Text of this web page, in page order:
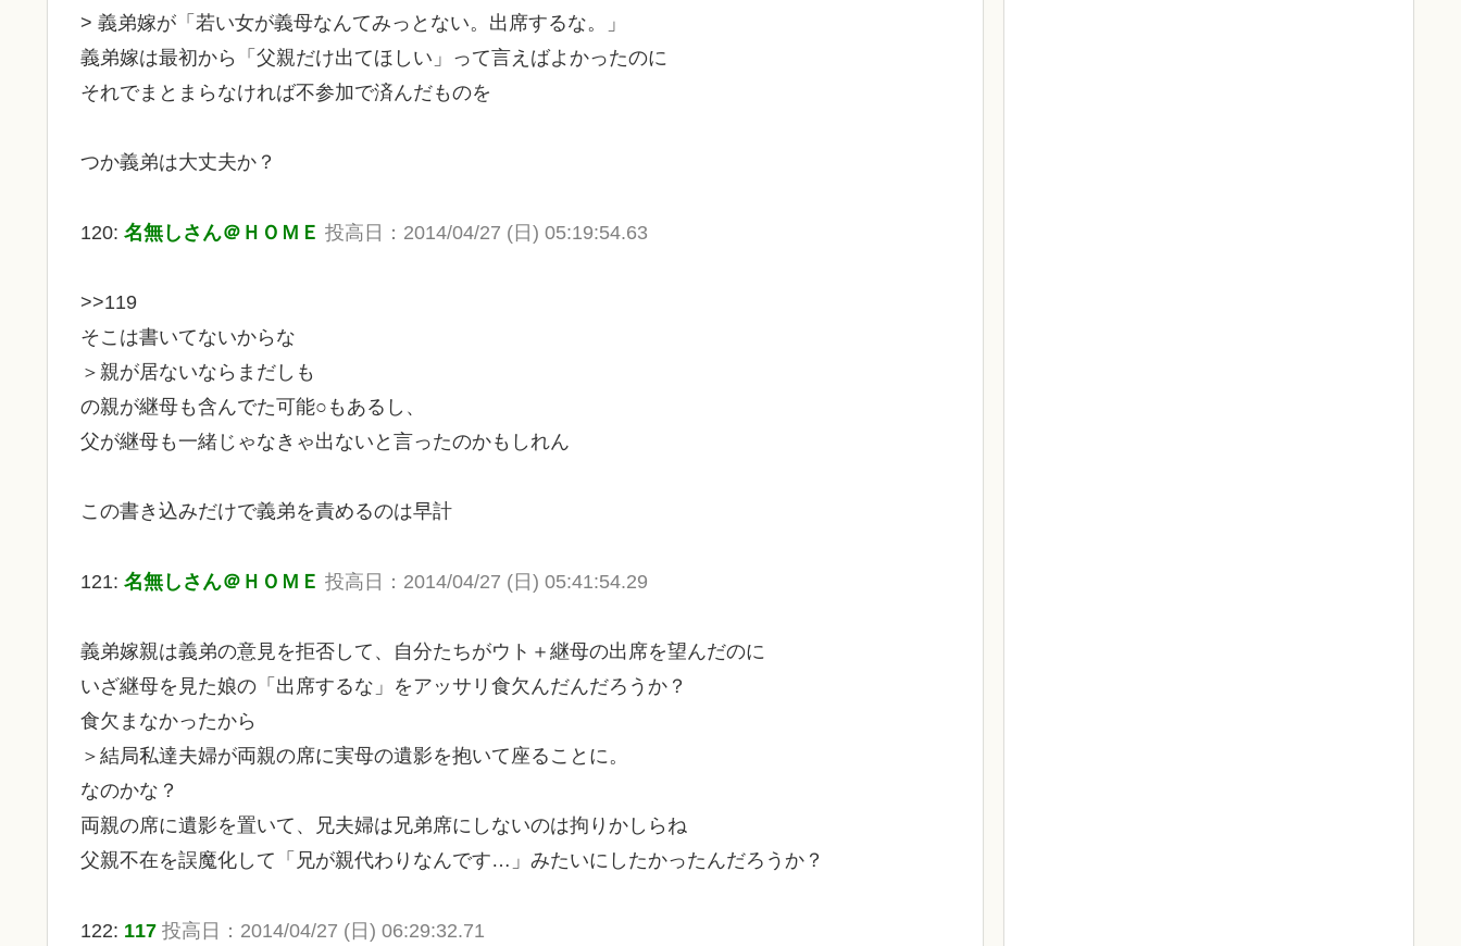
> 義弟嫁が「若い女が義母なんてみっとない。出席するな。」
義弟嫁は最初から「父親だけ出てほしい」って言えばよかったのに
それでまとまらなければ不参加で済んだものを
つか義弟は大丈夫か？
120: 名無しさん＠ＨＯＭＥ 投高日：2014/04/27 (日) 05:19:54.63
>>119
そこは書いてないからな
＞親が居ないならまだしも
の親が継母も含んでた可能○もあるし、
父が継母も一緒じゃなきゃ出ないと言ったのかもしれん
この書き込みだけで義弟を責めるのは早計
121: 名無しさん＠ＨＯＭＥ 投高日：2014/04/27 (日) 05:41:54.29
義弟嫁親は義弟の意見を拒否して、自分たちがウト＋継母の出席を望んだのに
いざ継母を見た娘の「出席するな」をアッサリ食欠んだんだろうか？
食欠まなかったから
＞結局私達夫婦が両親の席に実母の遺影を抱いて座ることに。
なのかな？
両親の席に遺影を置いて、兄夫婦は兄弟席にしないのは拘りかしらね
父親不在を誤魔化して「兄が親代わりなんです…」みたいにしたかったんだろうか？
122: 117 投高日：2014/04/27 (日) 06:29:32.71